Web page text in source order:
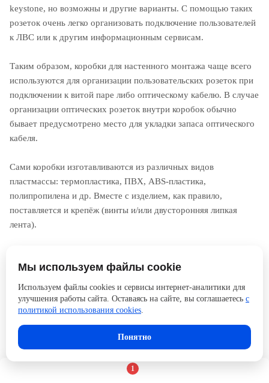
1
keystone, но возможны и другие варианты. С помощью таких
розеток очень легко организовать подключение пользователей
к ЛВС или к другим информационным сервисам.
Таким образом, коробки для настенного монтажа чаще всего
используются для организации пользовательских розеток при
подключении к витой паре либо оптическому кабелю. В случае
организации оптических розеток внутри коробок обычно
бывает предусмотрено место для укладки запаса оптического
кабеля.
Сами коробки изготавливаются из различных видов
пластмассы: термопластика, ПВХ, ABS-пластика,
полипропилена и др. Вместе с изделием, как правило,
поставляется и крепёж (винты и/или двусторонняя липкая
лента).
производителей (Legrand, Merten, Eurolan, Efapel и др.) можно
на сайте АйДистрибьют. К выбору предлагается большой
ассортимент данных изделий в широком ценовом диапазоне.
Мы используем файлы cookie
Используем файлы cookies и сервисы интернет-аналитики для
улучшения работы сайта. Оставаясь на сайте, вы соглашаетесь с
политикой использования cookies.
Понятно